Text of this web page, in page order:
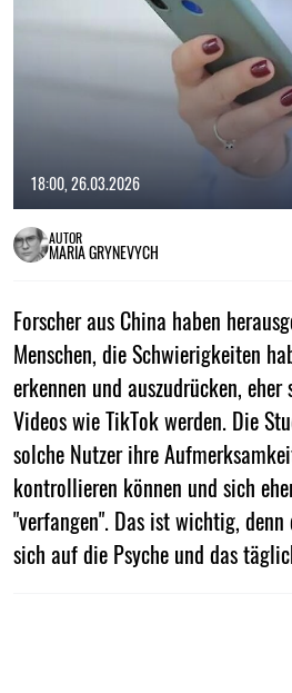
18:00, 26.03.2026
AUTOR
MARIA GRYNEVYCH
Forscher aus China haben
Menschen, die Schwierigkeiten
erkennen und auszudrücken,
Videos wie TikTok werden. Die
solche Nutzer ihre
kontrollieren können und sich
"verfangen". Das ist wichtig,
sich auf die Psyche und das